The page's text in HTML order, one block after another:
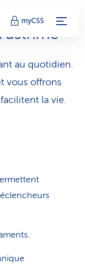
myCSS
au quotidien.
vous offrons
la vie.